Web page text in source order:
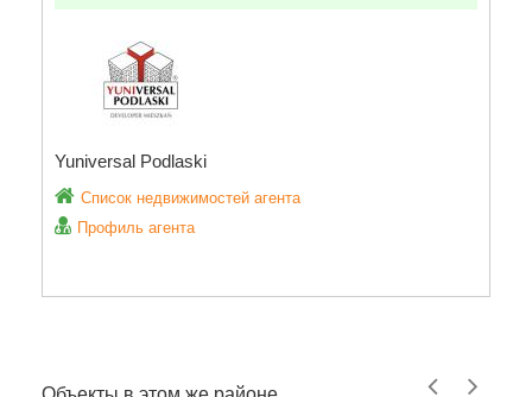
Yuniversal Podlaski
Список недвижимостей агента
Профиль агента